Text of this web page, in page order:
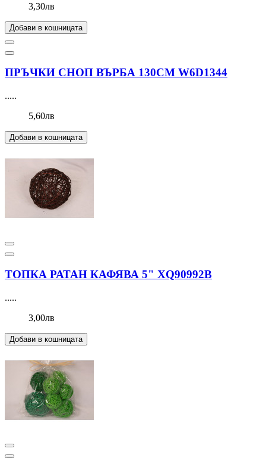
3,30лв
Добави в кошницата
ПРЪЧКИ СНОП ВЪРБА 130СМ W6D1344
.....
5,60лв
Добави в кошницата
ТОПКА РАТАН КАФЯВА 5" XQ90992В
.....
3,00лв
Добави в кошницата